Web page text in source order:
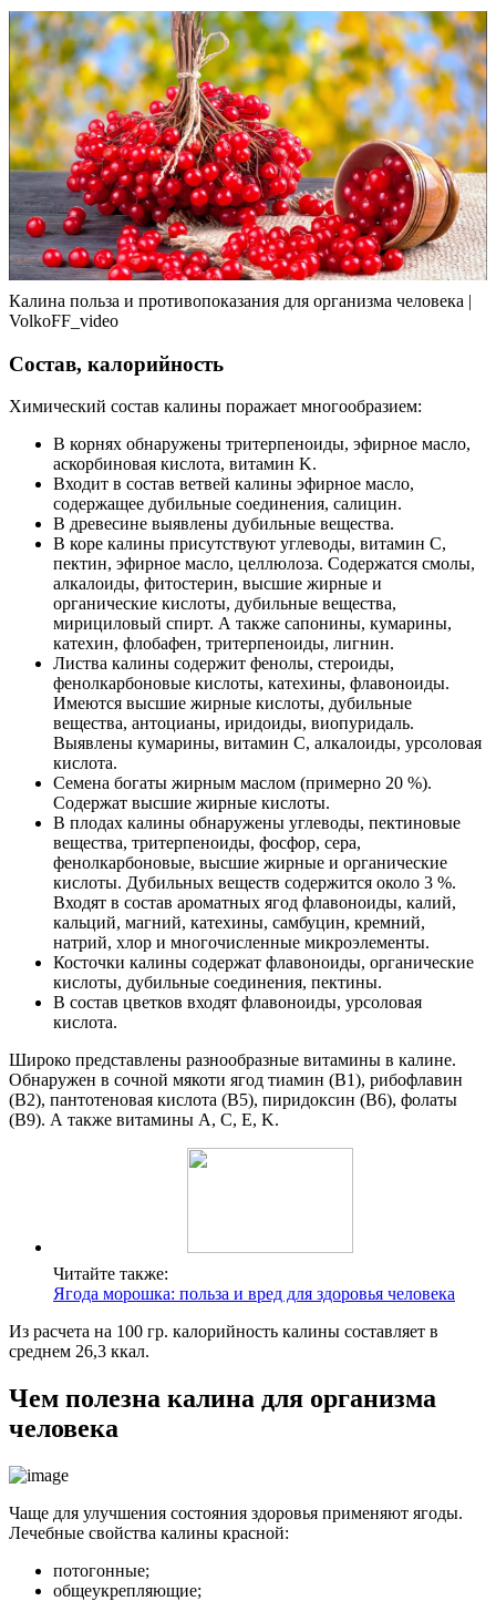
Калина польза и противопоказания для организма человека |
VolkoFF_video
Состав, калорийность
Химический состав калины поражает многообразием:
В корнях обнаружены тритерпеноиды, эфирное масло,
аскорбиновая кислота, витамин K.
Входит в состав ветвей калины эфирное масло,
содержащее дубильные соединения, салицин.
В древесине выявлены дубильные вещества.
В коре калины присутствуют углеводы, витамин C,
пектин, эфирное масло, целлюлоза. Содержатся смолы,
алкалоиды, фитостерин, высшие жирные и
органические кислоты, дубильные вещества,
мирициловый спирт. А также сапонины, кумарины,
катехин, флобафен, тритерпеноиды, лигнин.
Листва калины содержит фенолы, стероиды,
фенолкарбоновые кислоты, катехины, флавоноиды.
Имеются высшие жирные кислоты, дубильные
вещества, антоцианы, иридоиды, виопуридаль.
Выявлены кумарины, витамин C, алкалоиды, урсоловая
кислота.
Семена богаты жирным маслом (примерно 20 %).
Содержат высшие жирные кислоты.
В плодах калины обнаружены углеводы, пектиновые
вещества, тритерпеноиды, фосфор, сера,
фенолкарбоновые, высшие жирные и органические
кислоты. Дубильных веществ содержится около 3 %.
Входят в состав ароматных ягод флавоноиды, калий,
кальций, магний, катехины, самбуцин, кремний,
натрий, хлор и многочисленные микроэлементы.
Косточки калины содержат флавоноиды, органические
кислоты, дубильные соединения, пектины.
В состав цветков входят флавоноиды, урсоловая
кислота.
Широко представлены разнообразные витамины в калине.
Обнаружен в сочной мякоти ягод тиамин (B1), рибофлавин
(B2), пантотеновая кислота (B5), пиридоксин (B6), фолаты
(B9). А также витамины A, C, E, K.
Читайте также:
Ягода морошка: польза и вред для здоровья человека
Из расчета на 100 гр. калорийность калины составляет в
среднем 26,3 ккал.
Чем полезна калина для организма
человека
Чаще для улучшения состояния здоровья применяют ягоды.
Лечебные свойства калины красной:
потогонные;
общеукрепляющие;